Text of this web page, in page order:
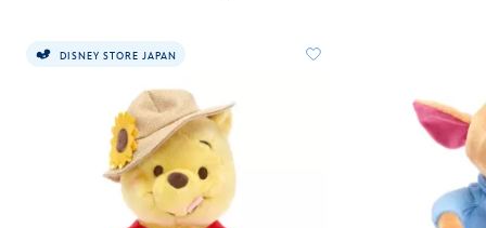
415150891413.html
http://schema.org/InStock
DISNEY STORE JAPAN